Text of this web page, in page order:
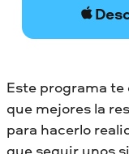
Este programa
que mejores la
para hacerlo